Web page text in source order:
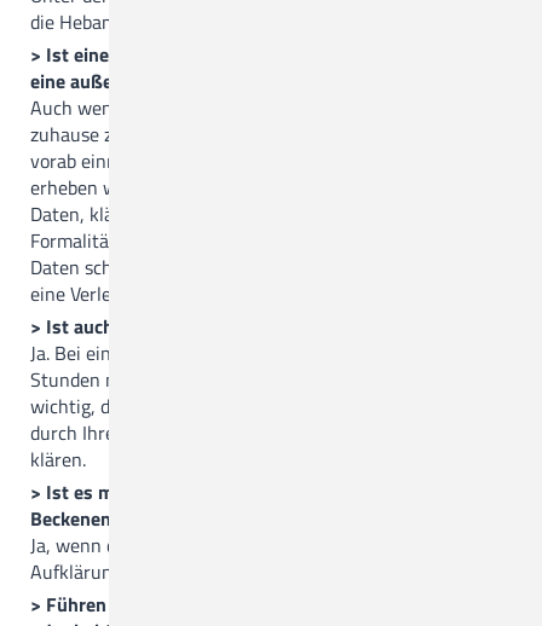
die Hebammen in unserem Kreißsaal.
> Ist eine Geburtsvorstellung auch sinnvoll, wenn ich
eine außerklinische Geburt plane?
Auch wenn Sie planen, ihr Baby im Geburtshaus oder
zuhause zur Welt zu bringen, empfehlen wir Ihnen, sich
vorab einmal bei uns vorzustellen. Bei der Vorstellung
erheben wir Ihre Anamnese, notieren alle wichtigen
Daten, klären offene Fragen und erledigen alle nötigen
Formalitäten. Das hat den Vorteil, dass wir alle nötigen
Daten schon vorliegen haben, falls die Geburtssituation
eine Verlegung in die Klinik erforderlich machen sollte.
> Ist auch eine ambulante Geburt möglich?
Ja. Bei einer ambulanten Geburt gehen Sie bereits 6
Stunden nach der Geburt nach Hause. Hierbei ist es
wichtig, dass Sie vorab die anschließende Betreuung
durch Ihre Hebamme und den betreuenden Kinderarzt
klären.
> Ist es möglich in Ihrem Haus auch ein Kind in
Beckenendlage natürlich zu gebären?
Ja, wenn der Wunsch der Eltern da ist, ist das nach
Aufklärung, Beratung und Untersuchung möglich
> Führen Sie Kontroll-Untersuchungen am Wochenende